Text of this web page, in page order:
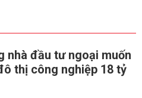
nhà đầu tư ngoại muốn
thị công nghiệp 18 tỷ